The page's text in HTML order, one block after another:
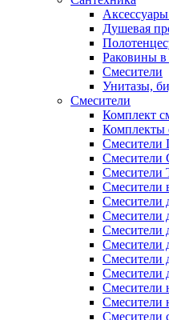
Душевая
Раковины
Смесители
Унитазы,
Смесители
Комплект
Комплекты
Смесители
Смесители
Смесители
Смесители
Смесители
Смесители
Смесители
Смесители
Смесители
Смесители
Смесители
Смесители
Смесители